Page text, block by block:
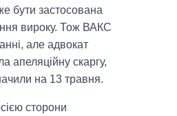
бути застосована
вироку. Тож ВАКС
але адвокат
апеляційну скаргу,
на 13 травня.
сторони